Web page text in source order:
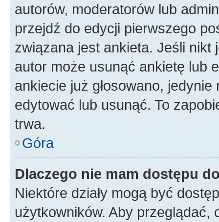
autorów, moderatorów lub
przejdź do edycji pierwszego
związana jest ankieta. Jeśli nikt
autor może usunąć ankietę lub
ankiecie już głosowano,
edytować lub usunąć. To
trwa.
Góra
Dlaczego nie mam dostępu
Niektóre działy mogą być
użytkowników. Aby